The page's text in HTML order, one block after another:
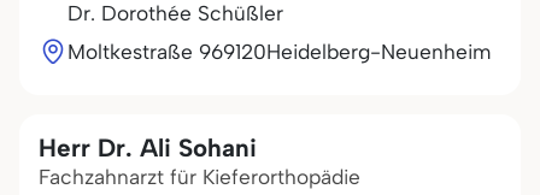
Dr. Dorothée Schüßler
Moltkestraße 969120Heidelberg-Neuenheim
Herr Dr. Ali Sohani
Fachzahnarzt für Kieferorthopädie